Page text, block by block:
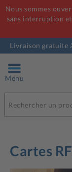
Nous sommes
sans interruption
Livraison gratuite
Menu
Cartes